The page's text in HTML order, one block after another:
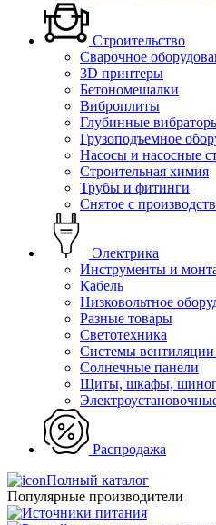
Строительство
Сварочное
3D принтеры
Бетономешалки
Виброплиты
Глубинные
Грузоподъемное
Насосы и насосные
Строительная химия
Трубы и фитинги
Снятое с
Электрика
Инструменты и
Кабель
Низковольтное
Разные товары
Светотехника
Системы вентиляции
Солнечные панели
Щиты, шкафы,
Распродажа
Полный каталог
Популярные производители